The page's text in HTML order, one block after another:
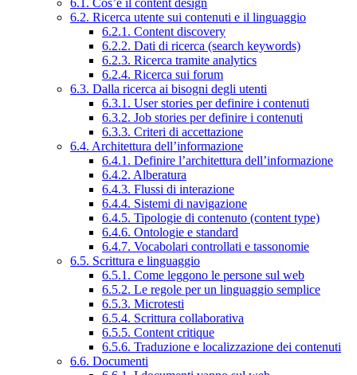
6.1. Cos’è il content design
6.2. Ricerca utente sui contenuti e il linguaggio
6.2.1. Content discovery
6.2.2. Dati di ricerca (search keywords)
6.2.3. Ricerca tramite analytics
6.2.4. Ricerca sui forum
6.3. Dalla ricerca ai bisogni degli utenti
6.3.1. User stories per definire i contenuti
6.3.2. Job stories per definire i contenuti
6.3.3. Criteri di accettazione
6.4. Architettura dell’informazione
6.4.1. Definire l’architettura dell’informazione
6.4.2. Alberatura
6.4.3. Flussi di interazione
6.4.4. Sistemi di navigazione
6.4.5. Tipologie di contenuto (content type)
6.4.6. Ontologie e standard
6.4.7. Vocabolari controllati e tassonomie
6.5. Scrittura e linguaggio
6.5.1. Come leggono le persone sul web
6.5.2. Le regole per un linguaggio semplice
6.5.3. Microtesti
6.5.4. Scrittura collaborativa
6.5.5. Content critique
6.5.6. Traduzione e localizzazione dei contenuti
6.6. Documenti